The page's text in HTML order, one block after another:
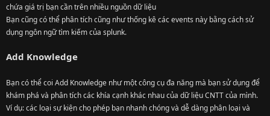
chứa giá trị bạn cần trên nhiều nguồn dữ liệu
Bạn cũng có thể phân tích cũng như thống kê các events này bằng cách sử
dụng ngôn ngữ tìm kiếm của splunk.
Add Knowledge
Bạn có thể coi Add Knowledge như một công cụ đa năng mà bạn sử dụng để
khám phá và phân tích các khía cạnh khác nhau của dữ liệu CNTT của mình.
Ví dụ: các loại sự kiện cho phép bạn nhanh chóng và dễ dàng phân loại và